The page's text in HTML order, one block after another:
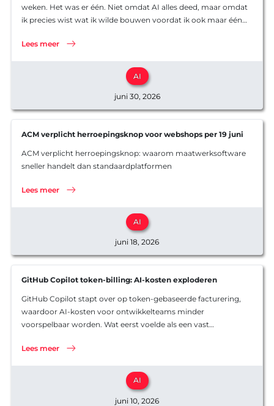
Overzicht
Software
Product
Software
Ons werk
weken. Het was er één. Niet omdat AI alles deed, maar omdat
ik precies wist wat ik wilde bouwen voordat ik ook maar één
Lees meer
AI
juni 30, 2026
ACM verplicht herroepingsknop voor webshops per 19 juni
ACM verplicht herroepingsknop: waarom maatwerksoftware
sneller handelt dan standaardplatformen
Lees meer
AI
juni 18, 2026
GitHub Copilot token-billing: AI-kosten exploderen
GitHub Copilot stapt over op token-gebaseerde facturering,
waardoor AI-kosten voor ontwikkelteams minder
voorspelbaar worden. Wat eerst voelde als een vast
zonder duidelijk plafond. In dit artikel leggen we uit waarom
waarom bedrijven bewuster moeten nadenken over AI-
tooling, limieten en maatwerkoplossingen waarbij je zelf de
Lees meer
AI
juni 10, 2026